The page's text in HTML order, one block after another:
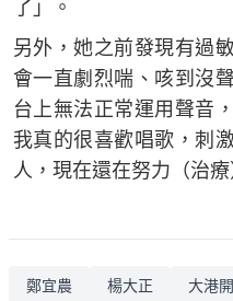
了」。
另外，她之前發現有過
會一直劇烈喘、咳到沒
台上無法正常運用聲音
我真的很喜歡唱歌，刺
人，現在還在努力（治療
鄭宜農 楊大正 大港